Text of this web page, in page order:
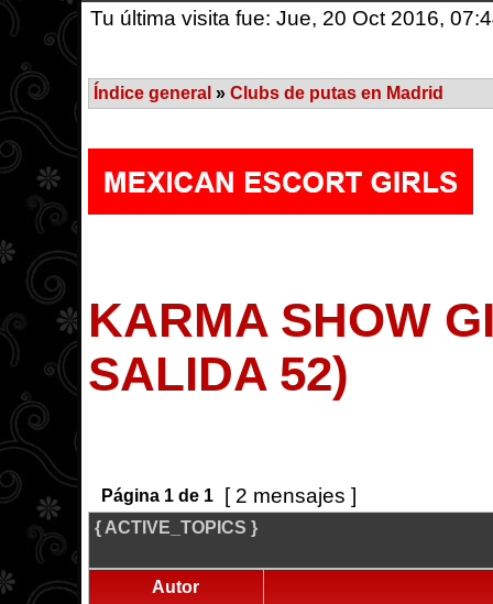
Tu última visita fue: Jue, 20 Oct 2016,
Índice general » Clubs de putas en Madrid
KARMA SHOW
SALIDA 52)
Página 1de 1 [ 2 mensajes ]
{ ACTIVE_TOPICS }
Autor